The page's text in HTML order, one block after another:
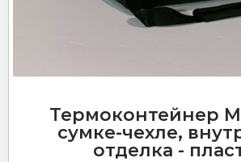
Термоконтейнер
сумке-чехле,
отделка -